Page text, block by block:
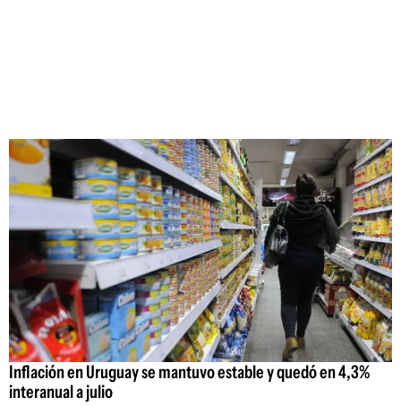
Inflación en Uruguay se mantuvo estable y quedó en 4,3%
interanual a julio